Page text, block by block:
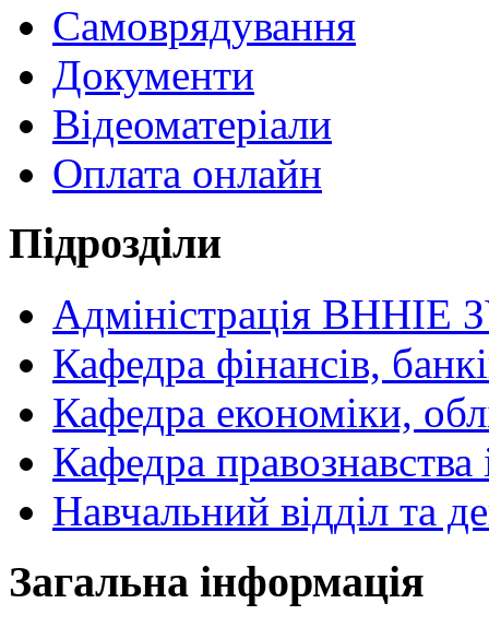
Самоврядування
Документи
Відеоматеріали
Оплата онлайн
Підрозділи
Адміністрація ВННІЕ
Кафедра фінансів,
Кафедра економіки,
Кафедра
Навчальний відділ та
Загальна інформація